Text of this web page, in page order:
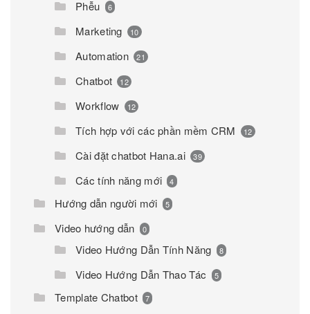
Phễu 6
Marketing 10
Automation 21
Chatbot 12
Workflow 12
Tích hợp với các phần mềm CRM 12
Cài đặt chatbot Hana.ai 39
Các tính năng mới 4
Hướng dẫn người mới 5
Video hướng dẫn 0
Video Hướng Dẫn Tính Năng 8
Video Hướng Dẫn Thao Tác 5
Template Chatbot 7